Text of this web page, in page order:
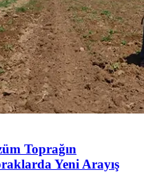
Toprağın
Yeni Arayış